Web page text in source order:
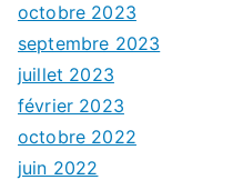
octobre 2023
septembre 2023
juillet 2023
février 2023
octobre 2022
juin 2022